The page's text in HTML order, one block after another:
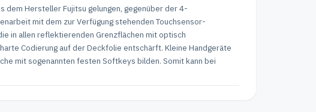
Hersteller Fujitsu gelungen, gegenüber der 4-
mit dem zur Verfügung stehenden Touchsensor-
in allen reflektierenden Grenzflächen mit optisch
Codierung auf der Deckfolie entschärft. Kleine Handgeräte
mit sogenannten festen Softkeys bilden. Somit kann bei